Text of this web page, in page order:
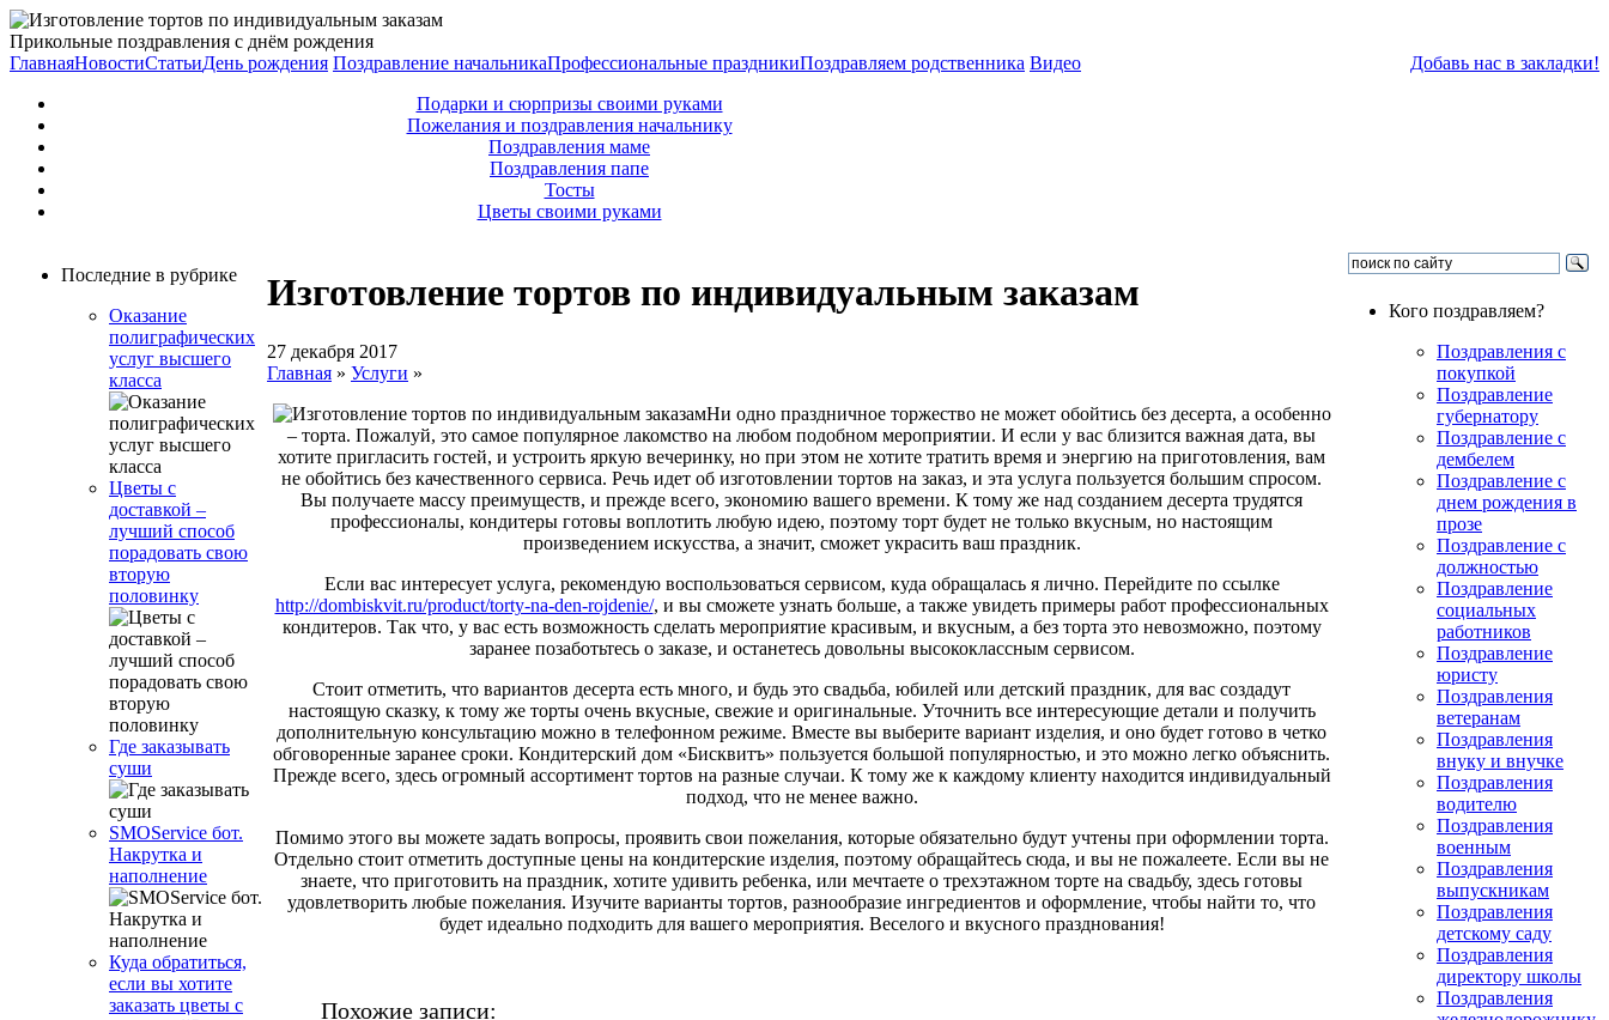
Прикольные поздравления с днём рождения
ГлавнаяНовостиСтатьиДень рождения Поздравление начальникаПрофессиональные праздникиПоздравляем родственника Видео
Подарки и сюрпризы своими руками
Пожелания и поздравления начальнику
Поздравления маме
Поздравления папе
Тосты
Цветы своими руками
Добавь нас в закладки!
Последние в рубрике
Оказание
полиграфических
услуг высшего
класса
Цветы с
доставкой –
лучший способ
порадовать свою
вторую
половинку
Где заказывать
суши
SMOService бот.
Накрутка и
наполнение
Куда обратиться,
если вы хотите
заказать цветы с
Изготовление тортов по индивидуальным заказам
27 декабря 2017
Главная » Услуги »
Ни одно праздничное торжество не может обойтись без десерта, а особенно
– торта. Пожалуй, это самое популярное лакомство на любом подобном мероприятии. И если у вас близится важная дата, вы
хотите пригласить гостей, и устроить яркую вечеринку, но при этом не хотите тратить время и энергию на приготовления, вам
не обойтись без качественного сервиса. Речь идет об изготовлении тортов на заказ, и эта услуга пользуется большим спросом.
Вы получаете массу преимуществ, и прежде всего, экономию вашего времени. К тому же над созданием десерта трудятся
профессионалы, кондитеры готовы воплотить любую идею, поэтому торт будет не только вкусным, но настоящим
произведением искусства, а значит, сможет украсить ваш праздник.
Если вас интересует услуга, рекомендую воспользоваться сервисом, куда обращалась я лично. Перейдите по ссылке
http://dombiskvit.ru/product/torty-na-den-rojdenie/, и вы сможете узнать больше, а также увидеть примеры работ профессиональных
кондитеров. Так что, у вас есть возможность сделать мероприятие красивым, и вкусным, а без торта это невозможно, поэтому
заранее позаботьтесь о заказе, и останетесь довольны высококлассным сервисом.
Стоит отметить, что вариантов десерта есть много, и будь это свадьба, юбилей или детский праздник, для вас создадут
настоящую сказку, к тому же торты очень вкусные, свежие и оригинальные. Уточнить все интересующие детали и получить
дополнительную консультацию можно в телефонном режиме. Вместе вы выберите вариант изделия, и оно будет готово в четко
обговоренные заранее сроки. Кондитерский дом «Бисквитъ» пользуется большой популярностью, и это можно легко объяснить.
Прежде всего, здесь огромный ассортимент тортов на разные случаи. К тому же к каждому клиенту находится индивидуальный
подход, что не менее важно.
Помимо этого вы можете задать вопросы, проявить свои пожелания, которые обязательно будут учтены при оформлении торта.
Отдельно стоит отметить доступные цены на кондитерские изделия, поэтому обращайтесь сюда, и вы не пожалеете. Если вы не
знаете, что приготовить на праздник, хотите удивить ребенка, или мечтаете о трехэтажном торте на свадьбу, здесь готовы
удовлетворить любые пожелания. Изучите варианты тортов, разнообразие ингредиентов и оформление, чтобы найти то, что
будет идеально подходить для вашего мероприятия. Веселого и вкусного празднования!
Похожие записи:
Кого поздравляем?
Поздравления с
покупкой
Поздравление
губернатору
Поздравление с
дембелем
Поздравление с
днем рождения в
прозе
Поздравление с
должностью
Поздравление
социальных
работников
Поздравление
юристу
Поздравления
ветеранам
Поздравления
внуку и внучке
Поздравления
водителю
Поздравления
военным
Поздравления
выпускникам
Поздравления
детскому саду
Поздравления
директору школы
Поздравления